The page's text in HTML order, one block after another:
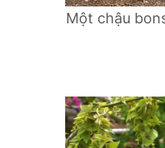
Một chậu